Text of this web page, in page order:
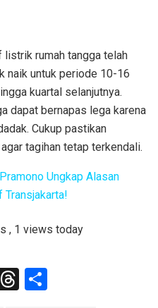
rumah tangga telah
naik untuk periode 10-16
kuartal selanjutnya.
dapat bernapas lega karena
Cukup pastikan
tagihan tetap terkendali.
Ungkap Alasan
Transjakarta!
, 1 views today
T